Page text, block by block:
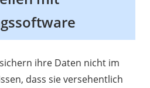
ihre Daten nicht im
dass sie versehentlich